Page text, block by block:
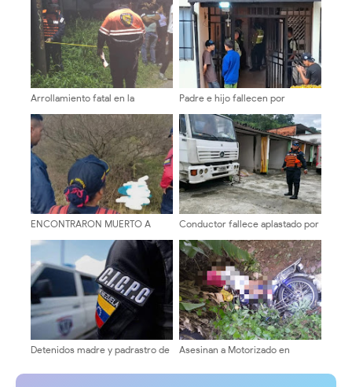
Arrollamiento fatal en la
vida de un hombre de 32 años
Padre e hijo fallecen por
doméstico
ENCONTRARON MUERTO A
EJIDO
Conductor fallece aplastado por
Vega
Detenidos madre y padrastro de
Obispo Ramos de Loras
Asesinan a Motorizado en